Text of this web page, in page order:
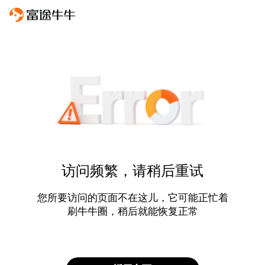
访问频繁，请稍后重试
您所要访问的页面不在这儿，它可能正忙着
刷牛牛圈，稍后就能恢复正常